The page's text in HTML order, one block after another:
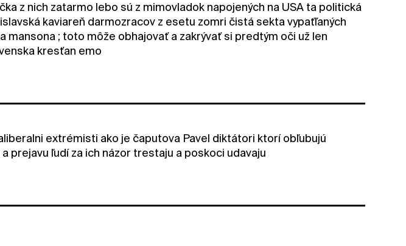
z nich zatarmo lebo sú z mimovladok napojených na USA ta politická
kaviareň darmozracov z esetu zomri čistá sekta vypaťľaných
mansona ; toto môže obhajovať a zakrývať si predtým oči už len
kresťan emo
extrémisti ako je čaputova Pavel diktátori ktorí obľubujú
prejavu ľudí za ich názor trestaju a poskoci udavaju